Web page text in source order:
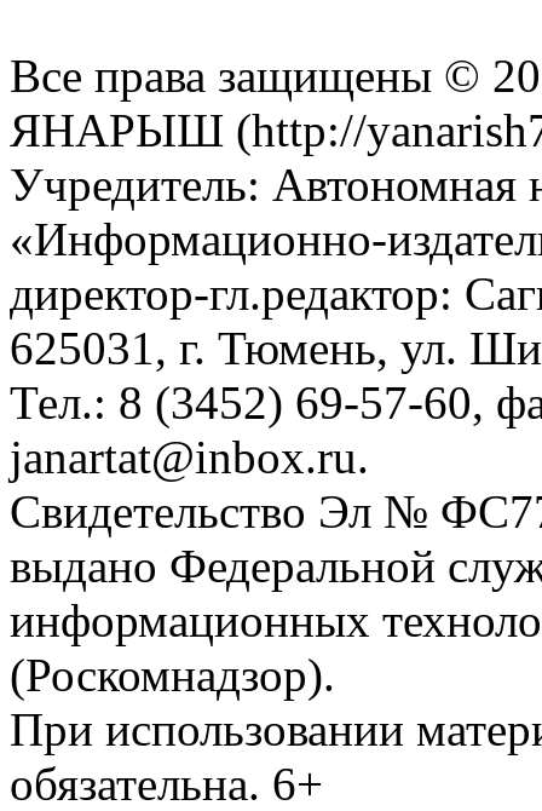
Все права защищены ©
ЯНАРЫШ (http://
Учредитель: Автономная
«Информационно-
директор-гл.редактор:
625031, г. Тюмень, ул.
Тел.: 8 (3452) 69-57-60,
janartat@inbox.ru.
Свидетельство Эл №
выдано Федеральной
информационных
(Роскомнадзор).
При использовании
обязательна. 6+